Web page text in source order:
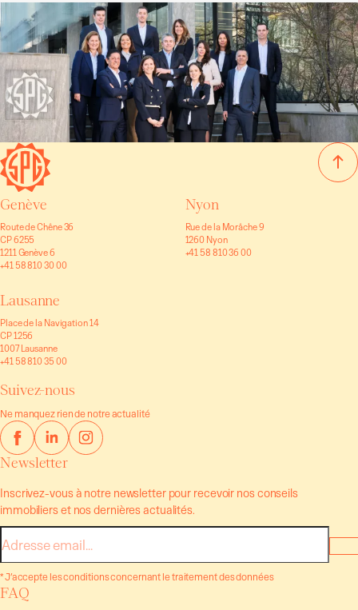
Genève
Route de Chêne 36
CP 6255
1211 Genève 6
+41 58 810 30 00
Nyon
Rue de la Morâche 9
1260 Nyon
+41 58 810 36 00
Lausanne
Place de la Navigation 14
CP 1256
1007 Lausanne
+41 58 810 35 00
Suivez-nous
Ne manquez rien de notre actualité
Newsletter
Inscrivez-vous à notre newsletter pour recevoir nos conseils
immobiliers et nos dernières actualités.
E-
mail
* J’accepte les conditions concernant le traitement des données
FAQ